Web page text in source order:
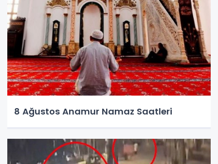
8 Ağustos Anamur Namaz Saatleri